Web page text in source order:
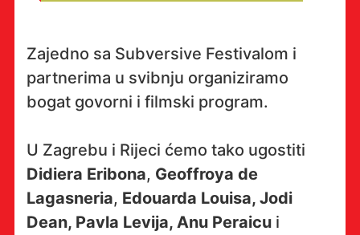
Zajedno sa Subversive Festivalom i
partnerima u svibnju organiziramo
bogat govorni i filmski program.
U Zagrebu i Rijeci ćemo tako ugostiti
Didiera Eribona, Geoffroya de
Lagasneria, Edouarda Louisa, Jodi
Dean, Pavla Levija, Anu Peraicu i